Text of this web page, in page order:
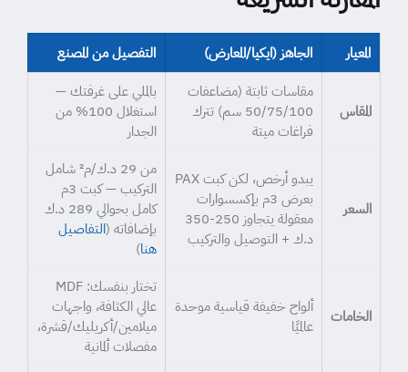
المعيار الجاهز (ايكيا/المعارض) التفصيل من المصنع
المقاس
مقاسات ثابتة (مضاعفات
50/75/100 سم) تترك
فراغات ميتة
بالملي على غرفتك —
استغلال 100% من
الجدار
السعر
يبدو أرخص، لكن كبت PAX
بعرض 3م بإكسسوارات
معقولة يتجاوز 250-350
د.ك + التوصيل والتركيب
من 29 د.ك/م² شامل
التركيب — كبت 3م
كامل بحوالي 289 د.ك
بإضافاته (التفاصيل
هنا)
الخامات
ألواح خفيفة قياسية موحدة
عالميًا
تختار بنفسك: MDF
عالي الكثافة، واجهات
ميلامين/أكريليك/قشرة،
مفصلات ألمانية